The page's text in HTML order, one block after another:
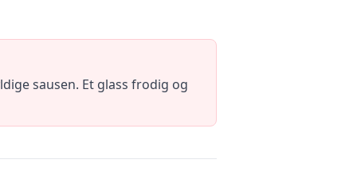
sausen. Et glass frodig og